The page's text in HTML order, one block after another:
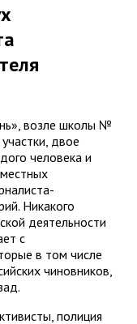
возле школы №
двое
человека и
Никакого
деятельности
с
в том числе
чиновников,
полиция